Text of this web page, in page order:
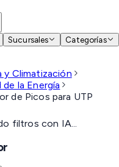
Sucursales Categorías
y Climatización
de la Energía
de Picos para UTP
filtros con IA...